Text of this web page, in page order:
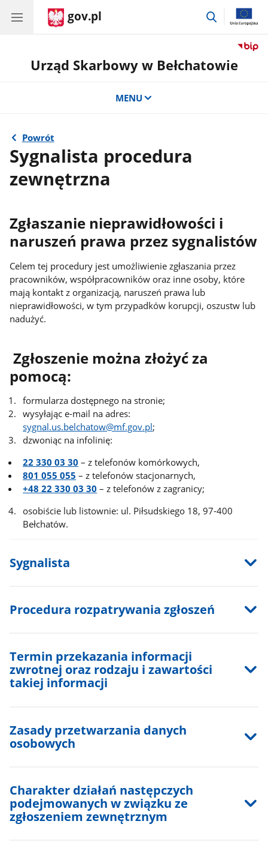
gov.pl
przejdź
Urząd Skarbowy w Bełchatowie
MENU
Powrót
Sygnalista procedura
zewnętrzna
Zgłaszanie nieprawidłowości i
naruszeń prawa przez sygnalistów
Celem tej procedury jest umożliwienie zgłaszania przez
pracowników, współpracowników oraz inne osoby, które
mają kontakt z organizacją, naruszeń prawa lub
nieprawidłowości, w tym przypadków korupcji, oszustw lub
nadużyć.
Zgłoszenie można złożyć za
pomocą:
formularza dostępnego na stronie;
wysyłając e-mail na adres:
sygnal.us.belchatow@mf.gov.pl;
dzwoniąc na infolinię:
22 330 03 30 – z telefonów komórkowych,
801 055 055 – z telefonów stacjonarnych,
+48 22 330 03 30 – z telefonów z zagranicy;
osobiście lub listownie: ul. Piłsudskiego 18, 97-400
Bełchatów.
Sygnalista
Procedura rozpatrywania zgłoszeń
Termin przekazania informacji
zwrotnej oraz rodzaju i zawartości
takiej informacji
Zasady przetwarzania danych
osobowych
Charakter działań następczych
podejmowanych w związku ze
zgłoszeniem zewnętrznym